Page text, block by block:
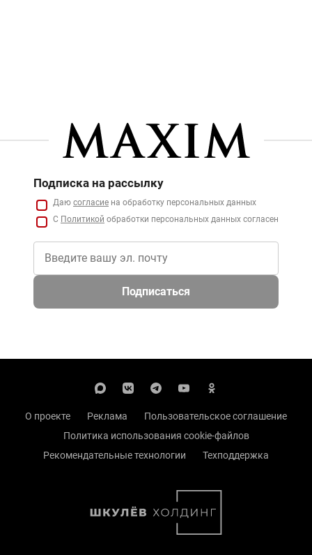
Подписка на рассылку
Даю согласие на обработку персональных данных
С Политикой обработки персональных данных согласен
Подписаться
О проекте Реклама
Пользовательское соглашение
Политика использования cookie-файлов
Рекомендательные технологии
Техподдержка